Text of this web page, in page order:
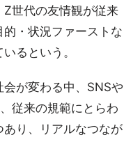
Z世代の友情観が従来
・状況ファーストな
るという。
が変わる中、SNSや
従来の規範にとらわ
り、リアルなつなが